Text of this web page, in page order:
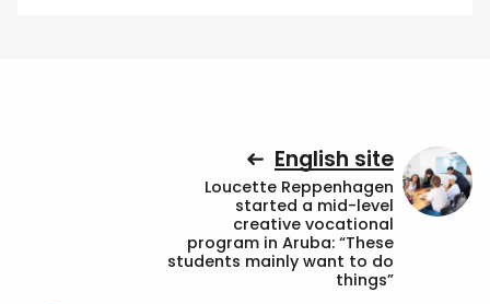
English site
Loucette Reppenhagen
started a mid-level
creative vocational
program in Aruba: “These
students mainly want to do
things”